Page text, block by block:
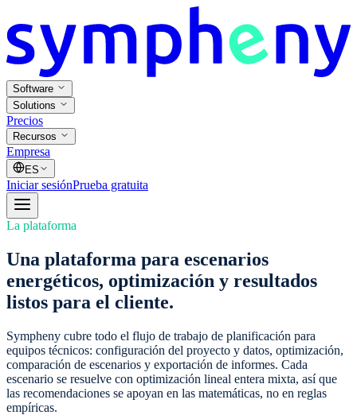
Software
Solutions
Precios
Recursos
Empresa
ES
Iniciar sesiónPrueba gratuita
La plataforma
Una plataforma para escenarios
energéticos, optimización y resultados
listos para el cliente.
Sympheny cubre todo el flujo de trabajo de planificación para
equipos técnicos: configuración del proyecto y datos, optimización,
comparación de escenarios y exportación de informes. Cada
escenario se resuelve con optimización lineal entera mixta, así que
las recomendaciones se apoyan en las matemáticas, no en reglas
empíricas.